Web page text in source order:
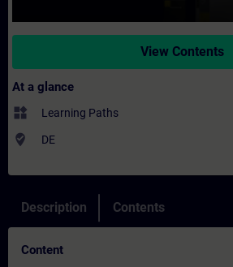
View Contents
At a glance
widgets Learning Paths
where_to_vote DE
Description Contents
Content